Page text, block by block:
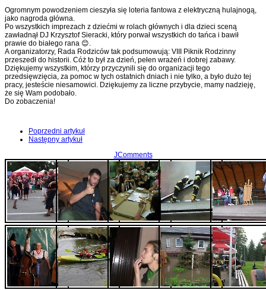
Ogromnym powodzeniem cieszyła się loteria fantowa z elektryczną hulajnogą,
jako nagroda główna.
Po wszystkich imprezach z dziećmi w rolach głównych i dla dzieci sceną
zawładnął DJ Krzysztof Sieracki, który porwał wszystkich do tańca i bawił
prawie do białego rana 😊.
A organizatorzy, Rada Rodziców tak podsumowują: VIII Piknik Rodzinny
przeszedł do historii. Cóż to był za dzień, pełen wrażeń i dobrej zabawy.
Dziękujemy wszystkim, którzy przyczynili się do organizacji tego
przedsięwzięcia, za pomoc w tych ostatnich dniach i nie tylko, a było dużo tej
pracy, jesteście niesamowici. Dziękujemy za liczne przybycie, mamy nadzieję,
że się Wam podobało.
Do zobaczenia!
Poprzedni artykuł
Następny artykuł
JComments